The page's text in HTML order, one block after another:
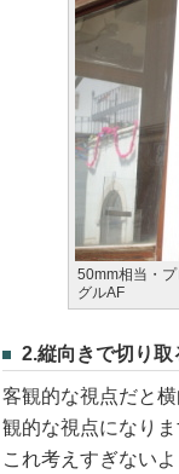
50mm相当・
グルAF
2.縦向きで切り
客観的な視点だと
観的な視点になり
これ考えすぎない